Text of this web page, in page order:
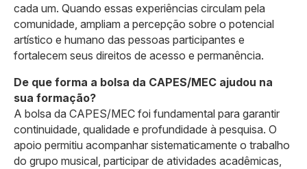
cada um. Quando essas experiências circulam pela
comunidade, ampliam a percepção sobre o potencial
artístico e humano das pessoas participantes e
fortalecem seus direitos de acesso e permanência.
De que forma a bolsa da CAPES/MEC ajudou na
sua formação?
A bolsa da CAPES/MEC foi fundamental para garantir
continuidade, qualidade e profundidade à pesquisa. O
apoio permitiu acompanhar sistematicamente o trabalho
do grupo musical, participar de atividades acadêmicas,